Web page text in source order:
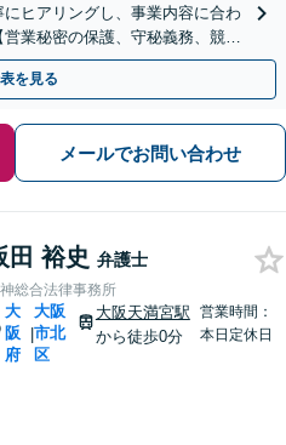
ヒアリングし、事業内容に合わ
業秘密の保護、守秘義務、競業
夜間相談可】
を見る
メールでお問い合わせ
田 裕史 弁護士
総合法律事務所
大
阪
府
|
大阪
市北
区
大阪天満宮駅
から徒歩0分
営業時間：
本日定休日